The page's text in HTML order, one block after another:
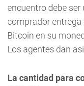
encuentro debe ser
comprador entrega
Bitcoin en su
Los agentes dan
La cantidad para